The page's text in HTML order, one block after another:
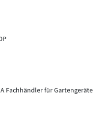
Fachhändler für Gartengeräte